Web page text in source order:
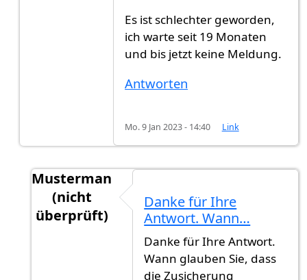
Es ist schlechter geworden,
ich warte seit 19 Monaten
und bis jetzt keine Meldung.
Antworten
Mo. 9 Jan 2023 - 14:40 Link
Musterman
(nicht
überprüft)
Hi,Es ist schlechter… von
Danke für Ihre
Antwort. Wann…
Danke für Ihre Antwort.
Wann glauben Sie, dass
die Zusicherung